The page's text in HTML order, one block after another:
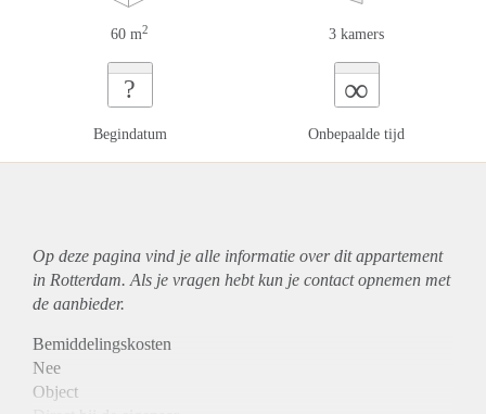
60 m2 3 kamers
?
Begindatum
∞
Onbepaalde tijd
Op deze pagina vind je alle informatie over ditappartement
in Rotterdam. Als je vragen hebt kun je contact opnemen met
de aanbieder.
Bemiddelingskosten
Nee
Object